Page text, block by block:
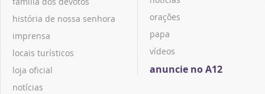
história de nossa senhora
imprensa
locais turísticos
loja oficial
notícias
orações
papa
vídeos
anuncie no A12